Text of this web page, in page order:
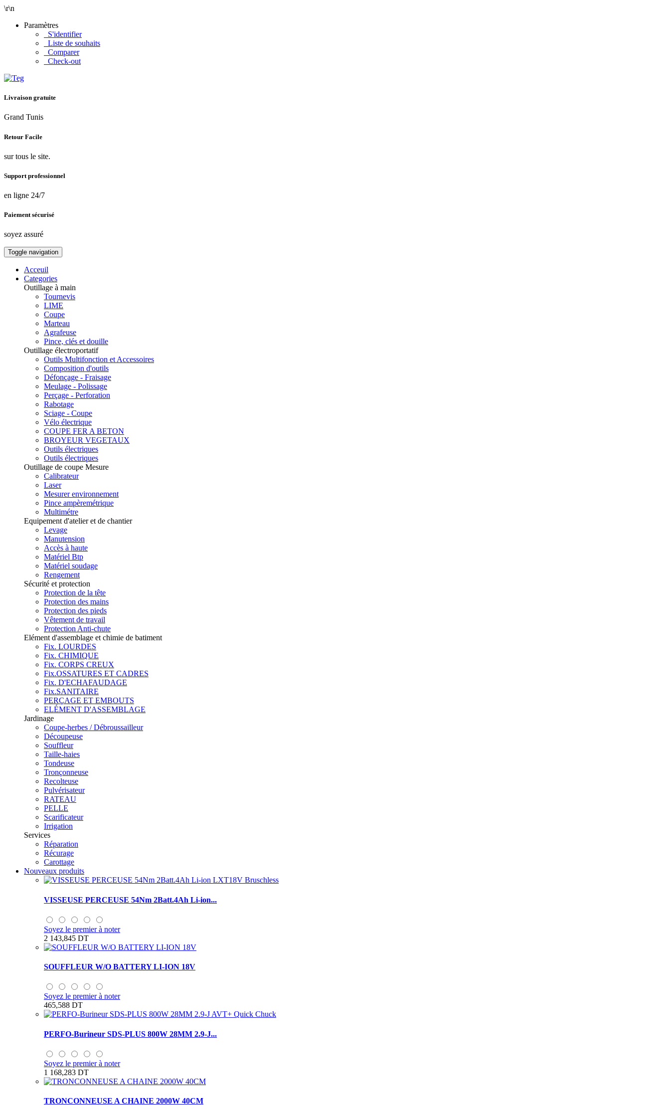
\r\n
Paramètres
S'identifier
Liste de souhaits
Comparer
Check-out
Livraison gratuite
Grand Tunis
Retour Facile
sur tous le site.
Support professionnel
en ligne 24/7
Paiement sécurisé
soyez assuré
Toggle navigation
Acceuil
Categories
Outillage à main
Tournevis
LIME
Coupe
Marteau
Agrafeuse
Pince, clés et douille
Outillage électroportatif
Outils Multifonction et Accessoires
Composition d'outils
Défonçage - Fraisage
Meulage - Polissage
Perçage - Perforation
Rabotage
Sciage - Coupe
Vélo électrique
COUPE FER A BETON
BROYEUR VEGETAUX
Outils électriques
Outils électriques
Outillage de coupe Mesure
Calibrateur
Laser
Mesurer environnement
Pince ampèremétrique
Multimétre
Equipement d'atelier et de chantier
Levage
Manutension
Accès à haute
Matériel Btp
Matériel soudage
Rengement
Sécurité et protection
Protection de la tête
Protection des mains
Protection des pieds
Vêtement de travail
Protection Anti-chute
Elément d'assemblage et chimie de batiment
Fix. LOURDES
Fix. CHIMIQUE
Fix. CORPS CREUX
Fix.OSSATURES ET CADRES
Fix. D'ECHAFAUDAGE
Fix.SANITAIRE
PERÇAGE ET EMBOUTS
ELÉMENT D'ASSEMBLAGE
Jardinage
Coupe-herbes / Débroussailleur
Découpeuse
Souffleur
Taille-haies
Tondeuse
Tronçonneuse
Recolteuse
Pulvérisateur
RATEAU
PELLE
Scarificateur
Irrigation
Services
Réparation
Récurage
Carottage
Nouveaux produits
VISSEUSE PERCEUSE 54Nm 2Batt.4Ah Li-ion...
Soyez le premier à noter
2 143,845 DT
SOUFFLEUR W/O BATTERY LI-ION 18V
Soyez le premier à noter
465,588 DT
PERFO-Burineur SDS-PLUS 800W 28MM 2.9-J...
Soyez le premier à noter
1 168,283 DT
TRONCONNEUSE A CHAINE 2000W 40CM